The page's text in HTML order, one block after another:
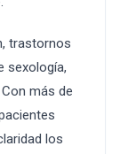
trastornos
sexología,
más de
los